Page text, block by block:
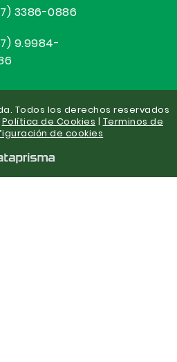
3386-0886
9.9984-
Todos los derechos reservados
Política de Cookies | Terminos de
de cookies